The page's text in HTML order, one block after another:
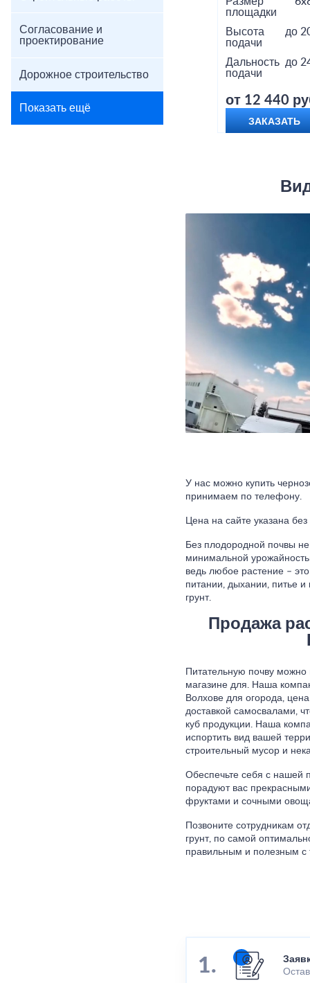
Согласование и
проектирование
Дорожное строительство
Показать ещё
площадки
Высота
подачи
до
Дальность
подачи
до
от 12 440
ЗАКАЗАТЬ
У нас можно купить
принимаем по телефону.
Цена на сайте указана
Без плодородной почвы не
минимальной
ведь любое растение –
питании, дыхании, питье
грунт.
Продажа
Питательную почву
магазине для. Наша
Волхове для огорода,
доставкой самосвалами,
куб продукции. Наша
испортить вид вашей
строительный мусор и
Обеспечьте себя с
порадуют вас
фруктами и сочными
Позвоните сотрудникам
грунт, по самой
правильным и полезным с